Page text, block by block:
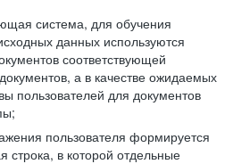
система, для обучения
данных используются
соответствующей
а в качестве ожидаемых
пользователей для документов
пользователя формируется
строка, в которой отдельные